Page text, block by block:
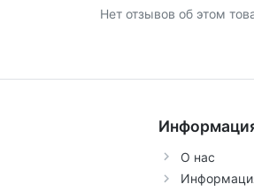
Нет отзывов об этом
О нас